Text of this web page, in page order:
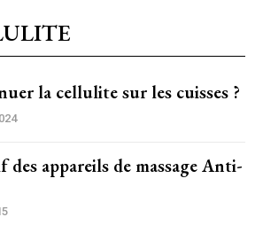
la cellulite sur les cuisses ?
des appareils de massage Anti-